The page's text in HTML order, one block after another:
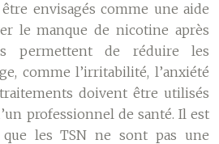
envisagés comme une aide
le manque de nicotine après
permettent de réduire les
comme l’irritabilité, l’anxiété
doivent être utilisés
professionnel de santé. Il est
les TSN ne sont pas une